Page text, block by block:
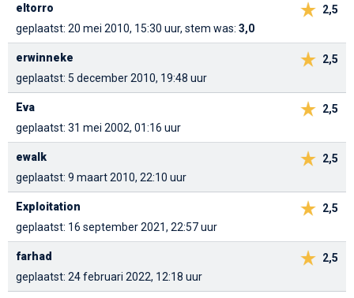
2,5
eltorro
geplaatst: 20 mei 2010, 15:30 uur, stem was: 3,0
2,5
erwinneke
geplaatst: 5 december 2010, 19:48 uur
2,5
Eva
geplaatst: 31 mei 2002, 01:16 uur
2,5
ewalk
geplaatst: 9 maart 2010, 22:10 uur
2,5
Exploitation
geplaatst: 16 september 2021, 22:57 uur
2,5
farhad
geplaatst: 24 februari 2022, 12:18 uur